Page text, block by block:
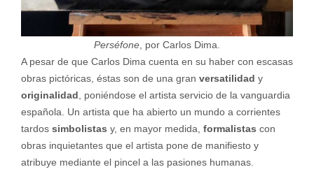
Perséfone, por Carlos Dima.
A pesar de que Carlos Dima cuenta en su haber con escasas
obras pictóricas, éstas son de una gran versatilidad y
originalidad , poniéndose el artista servicio de la vanguardia
española. Un artista que ha abierto un mundo a corrientes
tardos simbolistas y, en mayor medida, formalistas con
obras inquietantes que el artista pone de manifiesto y
atribuye mediante el pincel a las pasiones humanas.